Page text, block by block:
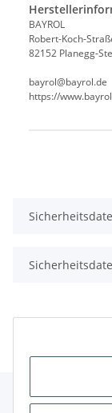
BAYROL
Robert-Koch-
82152 Planegg-
bayrol@bayrol.de
https://